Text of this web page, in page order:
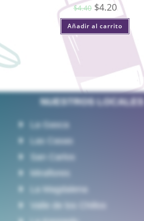
$4.40 $4.20
Añadir al carrito
NUESTROS LOCALES
La Gasca
Las Casas
San Carlos
Miraflores
La Magdalena
Valle de los Chillos